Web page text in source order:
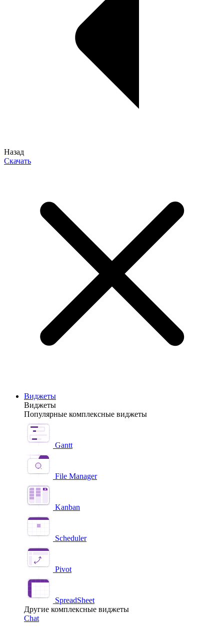
Назад
Скачать
Виджеты
Виджеты
Популярные комплексные виджеты
Gantt
File Manager
Kanban
Scheduler
Pivot
SpreadSheet
Другие комплексные виджеты
Chat